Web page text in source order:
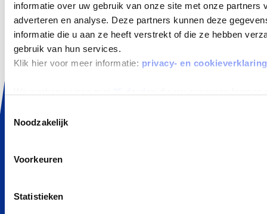
informatie over uw gebruik van onze site met onze partners
adverteren en analyse. Deze partners kunnen deze
informatie die u aan ze heeft verstrekt of die ze hebben
gebruik van hun services.
Klik hier voor meer informatie: privacy- en cookieverklaring
Noodzakelijk
Voorkeuren
Statistieken
Aanbiedingen
Zakelijk Lease
ALLES OVER LEASEN